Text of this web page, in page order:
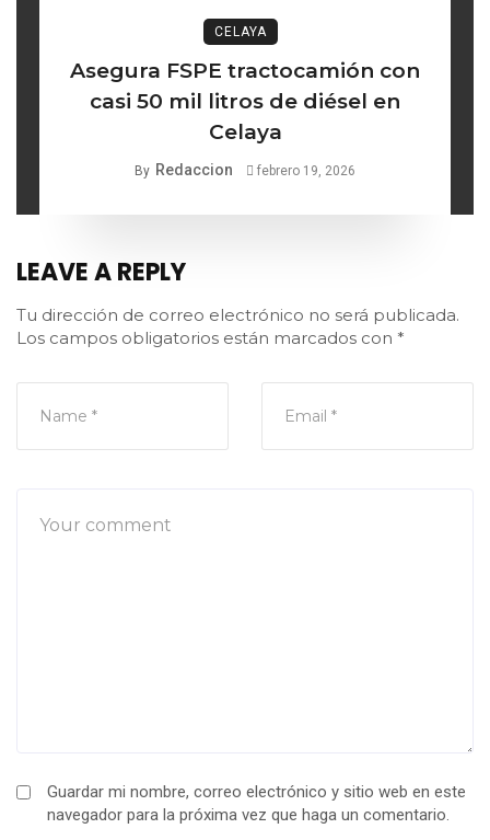
CELAYA
Asegura FSPE tractocamión con
casi 50 mil litros de diésel en
Celaya
By Redaccion febrero 19, 2026
LEAVE A REPLY
Tu dirección de correo electrónico no será publicada.
Los campos obligatorios están marcados con *
Guardar mi nombre, correo electrónico y sitio web en este
navegador para la próxima vez que haga un comentario.